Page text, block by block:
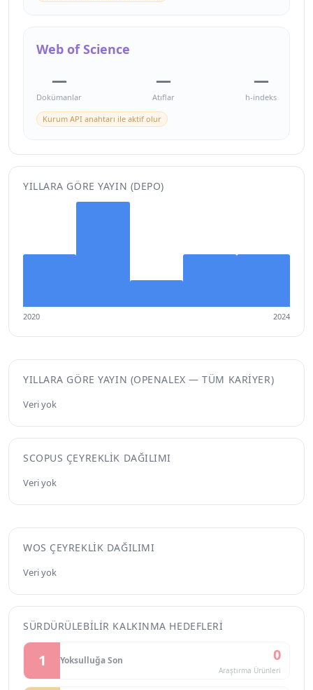
Web of Science
—
Dokümanlar
—
Atıflar
—
h-indeks
Kurum API anahtarı ile aktif olur
YILLARA GÖRE YAYIN (DEPO)
2020 2024
YILLARA GÖRE YAYIN (OPENALEX — TÜM KARIYER)
Veri yok
SCOPUS ÇEYREKLIK DAĞILIMI
Veri yok
WOS ÇEYREKLIK DAĞILIMI
Veri yok
SÜRDÜRÜLEBILIR KALKINMA HEDEFLERI
1 Yoksulluğa Son 0
Araştırma Ürünleri